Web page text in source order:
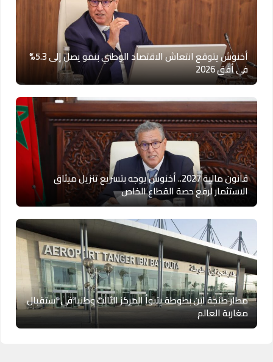
أخنوش يتوقع انتعاش الاقتصاد الوطني بنمو يصل إلى 5.3%
في أفق 2026
قانون مالية 2027.. أخنوش يوجه بتسريع تنزيل ميثاق
الاستثمار لرفع حصة القطاع الخاص
مطار طنجة ابن بطوطة يتبوأ المركز الثالث وطنيا في استقبال
مغاربة العالم